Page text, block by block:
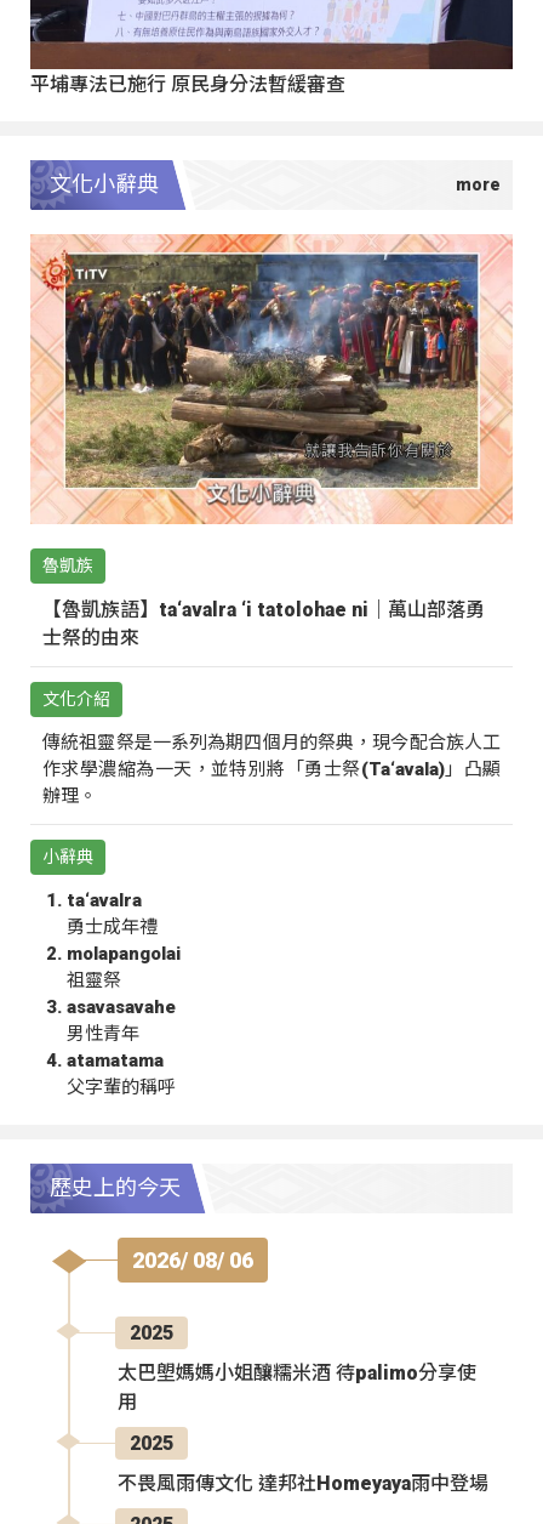
平埔專法已施行 原民身分法暫緩審查
文化小辭典
魯凱族
【魯凱族語】ta‘avalra ‘i tatolohae ni｜萬山部落勇
士祭的由來
文化介紹
傳統祖靈祭是一系列為期四個月的祭典，現今配合族人工
作求學濃縮為一天，並特別將「勇士祭(Ta‘avala)」凸顯
辦理。
小辭典
ta‘avalra
勇士成年禮
molapangolai
祖靈祭
asavasavahe
男性青年
atamatama
父字輩的稱呼
歷史上的今天
2026/ 08/ 06
2025
太巴塱媽媽小姐釀糯米酒 待palimo分享使
用
2025
不畏風雨傳文化 達邦社Homeyaya雨中登場